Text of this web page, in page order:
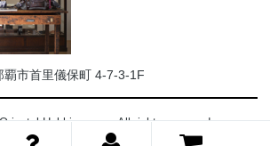
市首里儀保町 4-7-3-1F
Hobbies.com. All rights reserved.